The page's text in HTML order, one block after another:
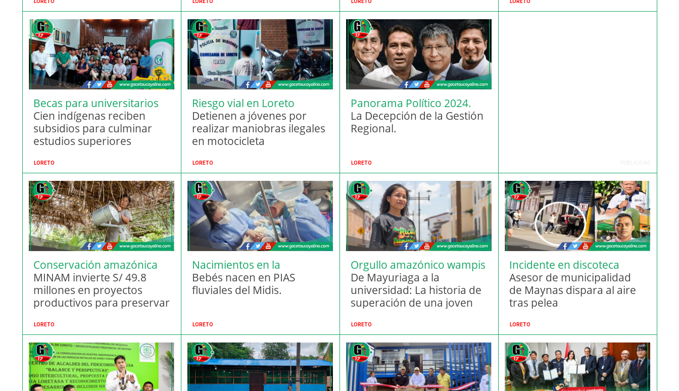
LORETO LORETO LORETO LORETO
Becas para universitarios
indígenas
Cien indígenas reciben
subsidios para culminar
estudios superiores
LORETO
Riesgo vial en Loreto
Detienen a jóvenes por
realizar maniobras ilegales
en motocicleta
LORETO
Panorama Político 2024.
La Decepción de la Gestión
Regional.
LORETO
Conservación amazónica
sostenible
MINAM invierte S/ 49.8
millones en proyectos
productivos para preservar
LORETO
Nacimientos en la
Amazonía.
Bebés nacen en PIAS
fluviales del Midis.
LORETO
Orgullo amazónico wampis
De Mayuriaga a la
universidad: La historia de
superación de una joven
LORETO
Incidente en discoteca
céntrica
Asesor de municipalidad
de Maynas dispara al aire
tras pelea
LORETO